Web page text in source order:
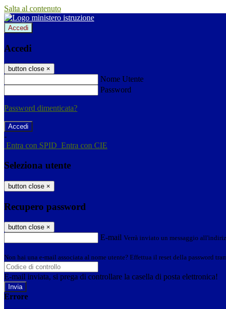
Salta al contenuto
Accedi
Accedi
button close ×
Nome Utente
Password
Password dimenticata?
-
Entra con SPID Entra con CIE
Seleziona utente
button close ×
Recupero password
button close ×
E-mail Verrà inviato un messaggio
Non hai una e-mail associata al nome utente? Effettua il reset della password
E-mail inviata, si prega di controllare la casella di posta elettronica!
Errore